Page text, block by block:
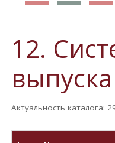
12.
Актуальность каталога: